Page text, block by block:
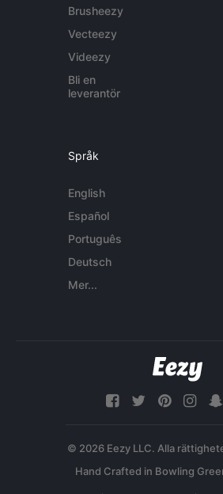
Brusheezy
Vecteezy
Videezy
Bli en
leverantör
Språk
English
Español
Português
Deutsch
Mer...
© 2026 Eezy LLC. Alla